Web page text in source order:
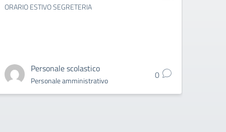
ORARIO ESTIVO SEGRETERIA
Personale scolastico
Personale amministrativo 0